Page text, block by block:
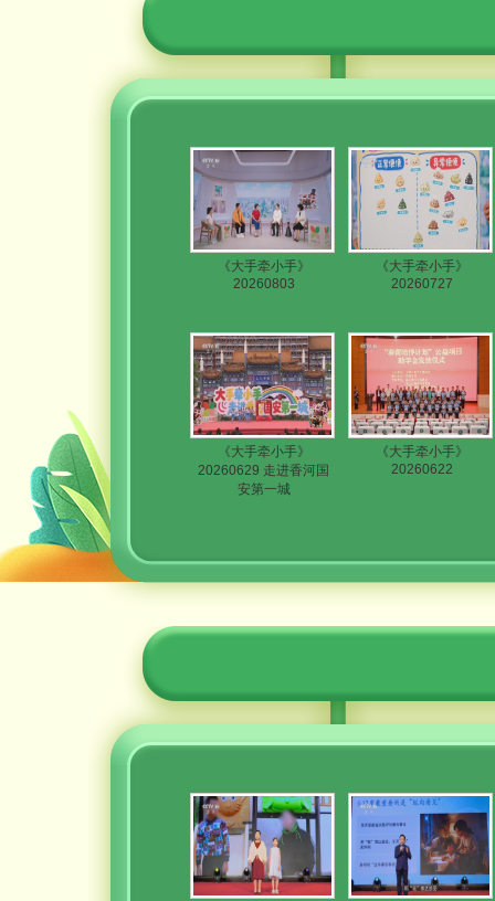
《大手牵小手》
20260803
《大手牵小手》
20260727
《大手牵小手》
20260629 走进香河国
安第一城
《大手牵小手》
20260622